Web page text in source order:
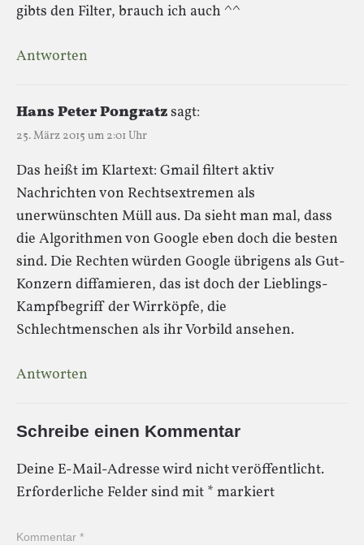
gibts den Filter, brauch ich auch ^^
Antworten
Hans Peter Pongratzsagt:
25. März 2015 um 2:01 Uhr
Das heißt im Klartext: Gmail filtert aktiv
Nachrichten von Rechtsextremen als
unerwünschten Müll aus. Da sieht man mal, dass
die Algorithmen von Google eben doch die besten
sind. Die Rechten würden Google übrigens als Gut-
Konzern diffamieren, das ist doch der Lieblings-
Kampfbegriff der Wirrköpfe, die
Schlechtmenschen als ihr Vorbild ansehen.
Antworten
Schreibe einen Kommentar
Deine E-Mail-Adresse wird nicht veröffentlicht.
Erforderliche Felder sind mit * markiert
Kommentar *